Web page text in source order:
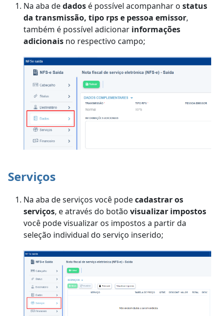
Na aba dedados é possível acompanhar o status
da transmissão, tipo rps e pessoa emissor,
também é possível adicionar informações
adicionais no respectivo campo;
Serviços
Na aba de serviços você podecadastrar os
serviços, e através do botão visualizar impostos
você pode visualizar os impostos a partir da
seleção individual do serviço inserido;